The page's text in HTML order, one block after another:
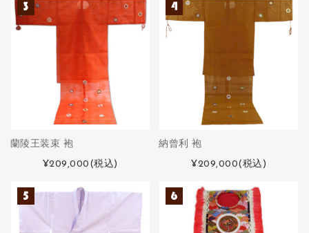
蘭陵王装束 袍
¥209,000 (税込)
納曾利 袍
¥209,000(税込)